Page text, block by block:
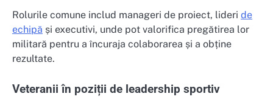
Rolurile comune includ manageri de proiect, lideri de
echipă și executivi, unde pot valorifica pregătirea lor
militară pentru a încuraja colaborarea și a obține
rezultate.
Veteranii în poziții de leadership sportiv